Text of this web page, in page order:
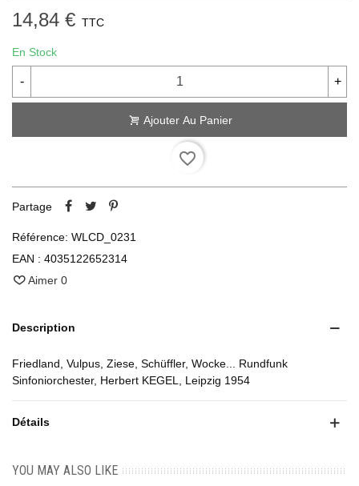
14,84 € TTC
En Stock
- +
Ajouter Au Panier
favorite_border
Partage
Référence: WLCD_0231
EAN : 4035122652314
Aimer 0
Description
Friedland, Vulpus, Ziese, Schüffler, Wocke... Rundfunk
Sinfoniorchester, Herbert KEGEL, Leipzig 1954
Détails
YOU MAY ALSO LIKE